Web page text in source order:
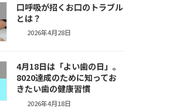
口呼吸が招くお口のトラブル
とは？
2026年4月28日
4月18日は「よい歯の日」。
8020達成のために知ってお
きたい歯の健康習慣
2026年4月18日